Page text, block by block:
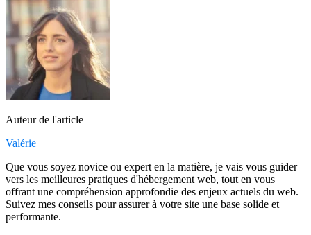
Auteur de l'article
Valérie
Que vous soyez novice ou expert en la matière, je vais vous guider
vers les meilleures pratiques d'hébergement web, tout en vous
offrant une compréhension approfondie des enjeux actuels du web.
Suivez mes conseils pour assurer à votre site une base solide et
performante.